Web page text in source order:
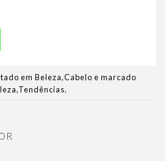
em Beleza,Cabelo e marcado
,Tendências.